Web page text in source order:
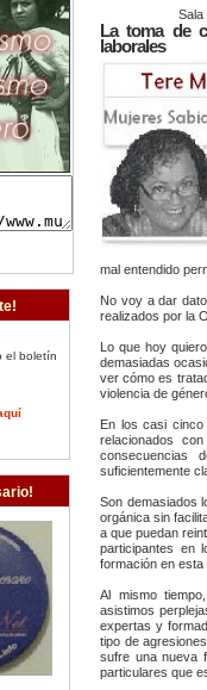
el boletín
Sala
La toma de
laborales
mal entendido
No voy a dar
realizados por la
Lo que hoy
demasiadas
ver cómo es
violencia de
En los casi
relacionados
consecuencias
suficientemente
Son demasiados
orgánica sin
a que puedan
participantes en
formación en esta
Al mismo
asistimos
expertas y
tipo de
sufre una nueva
particulares que